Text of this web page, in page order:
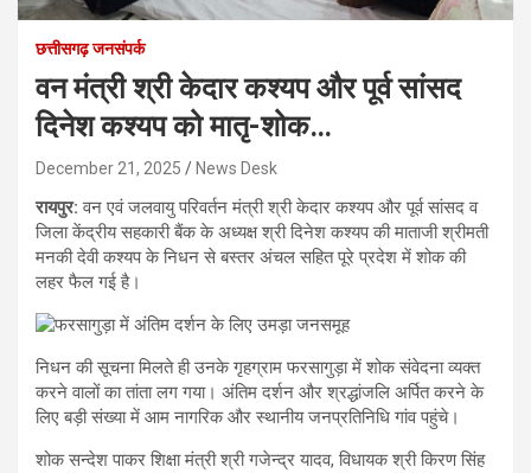
छत्तीसगढ़ जनसंपर्क
वन मंत्री श्री केदार कश्यप और पूर्व सांसद
दिनेश कश्यप को मातृ-शोक…
December 21, 2025 News Desk
रायपुर:वन एवं जलवायु परिवर्तन मंत्री श्री केदार कश्यप और पूर्व सांसद व
जिला केंद्रीय सहकारी बैंक के अध्यक्ष श्री दिनेश कश्यप की माताजी श्रीमती
मनकी देवी कश्यप के निधन से बस्तर अंचल सहित पूरे प्रदेश में शोक की
लहर फैल गई है।
निधन की सूचना मिलते ही उनके गृहग्राम फरसागुड़ा में शोक संवेदना व्यक्त
करने वालों का तांता लग गया। अंतिम दर्शन और श्रद्धांजलि अर्पित करने के
लिए बड़ी संख्या में आम नागरिक और स्थानीय जनप्रतिनिधि गांव पहुंचे।
शोक सन्देश पाकर शिक्षा मंत्री श्री गजेन्द्र यादव, विधायक श्री किरण सिंह